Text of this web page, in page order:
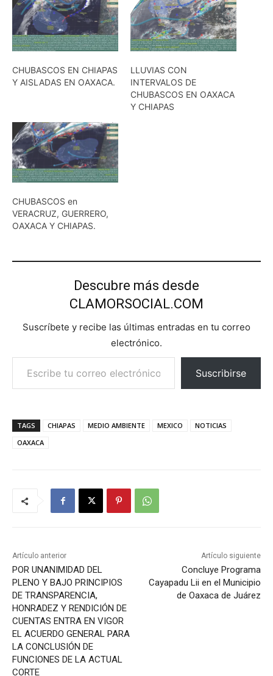
CHUBASCOS EN CHIAPAS
Y AISLADAS EN OAXACA.
LLUVIAS CON
INTERVALOS DE
CHUBASCOS EN OAXACA
Y CHIAPAS
CHUBASCOS en
VERACRUZ, GUERRERO,
OAXACA Y CHIAPAS.
Descubre más desde
CLAMORSOCIAL.COM
Suscríbete y recibe las últimas entradas en tu correo
electrónico.
Escribe tu correo electrónico…
Suscribirse
TAGS CHIAPAS MEDIO AMBIENTE MEXICO
NOTICIAS
OAXACA
Artículo anterior
POR UNANIMIDAD DEL
PLENO Y BAJO PRINCIPIOS
DE TRANSPARENCIA,
HONRADEZ Y RENDICIÓN DE
CUENTAS ENTRA EN VIGOR
EL ACUERDO GENERAL PARA
LA CONCLUSIÓN DE
FUNCIONES DE LA ACTUAL
CORTE
Artículo siguiente
Concluye Programa
Cayapadu Lii en el Municipio
de Oaxaca de Juárez